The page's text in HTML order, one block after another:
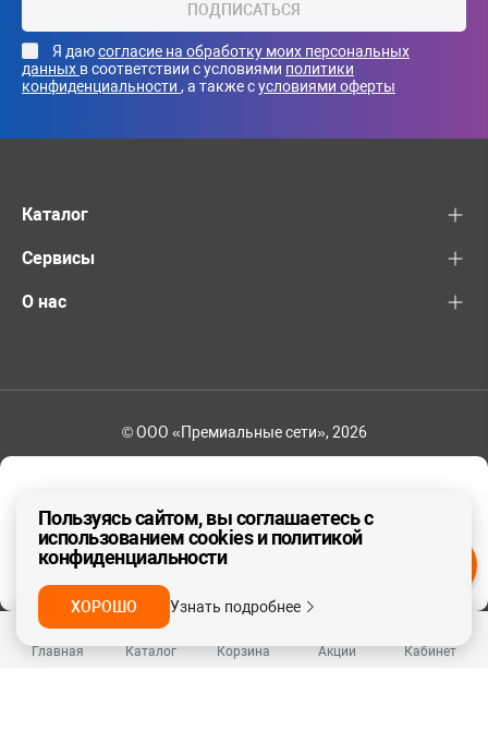
Главная Каталог Корзина Акции Кабинет
ДА, ВЕРНО
ПОДПИСАТЬСЯ
Я даюсогласие на обработку моих персональных
данных в соответствии с условиями политики
конфиденциальности , а также сусловиями оферты
Каталог
Сервисы
О нас
© ООО «Премиальные сети», 2026
Пользуясь сайтом, вы соглашаетесь с
использованием cookies и политикой
конфиденциальности
ХОРОШО Узнать подробнее